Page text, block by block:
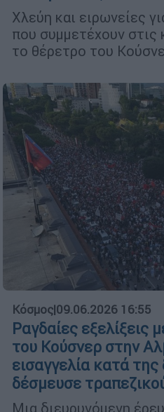
Χλεύη και ειρωνείες
που συμμετέχουν στις
το θέρετρο του
Κόσμος|09.06.2026 16:55
Ραγδαίες εξελίξεις
του Κούσνερ στην
εισαγγελία κατά
δέσμευσε
Μια διευρυνόμενη